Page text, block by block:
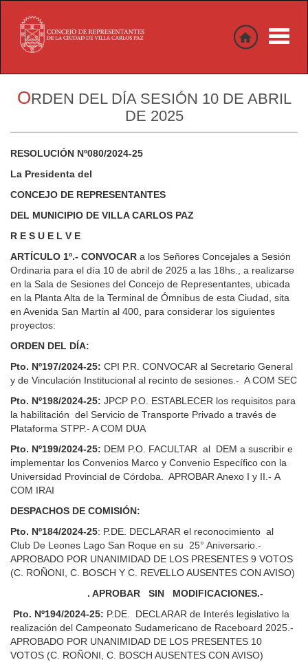
Toggle
ORDEN DEL DÍA SESIÓN 10 DE ABRIL
DE 2025
RESOLUCIÓN Nº080/2024-25
La Presidenta del
CONCEJO DE REPRESENTANTES
DEL MUNICIPIO DE VILLA CARLOS PAZ
R E S U E L V E
ARTÍCULO 1º.- CONVOCAR a los Señores Concejales a Sesión
Ordinaria para el día 10 de abril de 2025 a las 18hs., a realizarse
en la Sala de Sesiones del Concejo de Representantes, ubicada
en la Planta Alta de la Terminal de Ómnibus de esta Ciudad, sita
en Avenida San Martín al 400, para considerar los siguientes
proyectos:
ORDEN DEL DÍA:
Pto. Nº197/2024-25: CPI P.R. CONVOCAR al Secretario General
y de Vinculación Institucional al recinto de sesiones.- A COM SEC
Pto. Nº198/2024-25: JPCP P.O. ESTABLECER los requisitos para
la habilitación del Servicio de Transporte Privado a través de
Plataforma STPP.- A COM DUA
Pto. Nº199/2024-25: DEM P.O. FACULTAR al DEM a suscribir e
implementar los Convenios Marco y Convenio Específico con la
Universidad Provincial de Córdoba. APROBAR Anexo I y II.- A
COM IRAI
DESPACHOS DE COMISIÓN:
Pto. Nº184/2024-25: P.DE. DECLARAR el reconocimiento al
Club De Leones Lago San Roque en su 25° Aniversario.-
APROBADO POR UNANIMIDAD DE LOS PRESENTES 9 VOTOS
(C. ROÑONI, C. BOSCH Y C. REVELLO AUSENTES CON AVISO)
. APROBAR SIN MODIFICACIONES.-
Pto. Nº194/2024-25: P.DE. DECLARAR de Interés legislativo la
realización del Campeonato Sudamericano de Raceboard 2025.-
APROBADO POR UNANIMIDAD DE LOS PRESENTES 10
VOTOS (C. ROÑONI, C. BOSCH AUSENTES CON AVISO)